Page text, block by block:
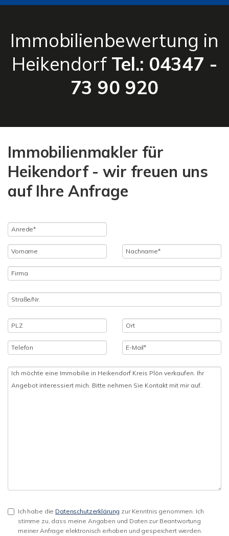
Immobilienbewertung in
Heikendorf Tel.: 04347 -
73 90 920
Immobilienmakler für
Heikendorf - wir freuen uns
auf Ihre Anfrage
Ich habe die Datenschutzerklärung zur Kenntnis genommen. Ich
stimme zu, dass meine Angaben und Daten zur Beantwortung
meiner Anfrage elektronisch erhoben und gespeichert werden.